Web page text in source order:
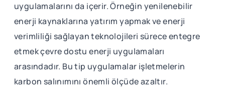
uygulamalarını da içerir. Örneğin yenilenebilir
enerji kaynaklarına yatırım yapmak ve enerji
verimliliği sağlayan teknolojileri sürece entegre
etmek çevre dostu enerji uygulamaları
arasındadır. Bu tip uygulamalar işletmelerin
karbon salınımını önemli ölçüde azaltır.